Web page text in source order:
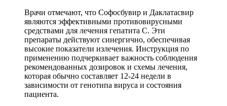
Врачи отмечают, что Софосбувир и Даклатасвир
являются эффективными противовирусными
средствами для лечения гепатита C. Эти
препараты действуют синергично, обеспечивая
высокие показатели излечения. Инструкция по
применению подчеркивает важность соблюдения
рекомендованных дозировок и схемы лечения,
которая обычно составляет 12-24 недели в
зависимости от генотипа вируса и состояния
пациента.